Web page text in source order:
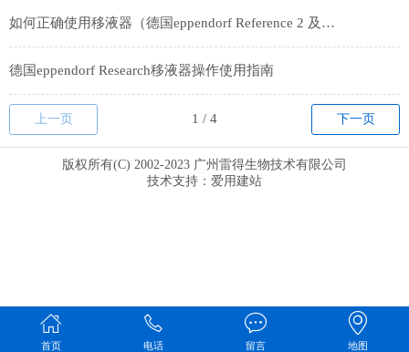
如何正确使用移液器（德国eppendorf Reference 2 及Research plus手动移液器操作指南）
德国eppendorf Research移液器操作使用指南
上一页 下一页
版权所有(C) 2002-2023 广州雷得生物技术有限公司
技术支持： 爱用建站
首页 电话 留言 地图